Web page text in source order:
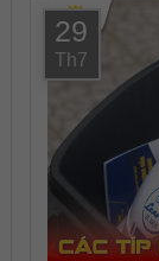
29
Th7